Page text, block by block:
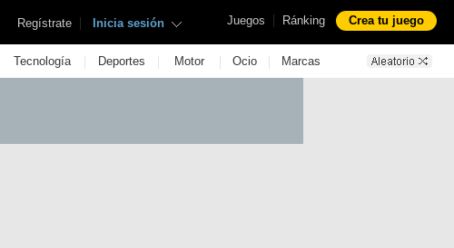
Juegos | Ránking Crea tu juego
Regístrate | Inicia sesión
Tecnología | Deportes | Motor | Ocio | Marcas